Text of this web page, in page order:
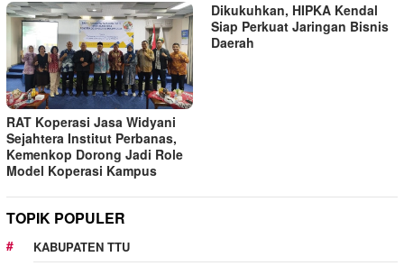
RAT Koperasi Jasa Widyani
Sejahtera Institut Perbanas,
Kemenkop Dorong Jadi Role
Model Koperasi Kampus
Dikukuhkan, HIPKA Kendal
Siap Perkuat Jaringan Bisnis
Daerah
TOPIK POPULER
KABUPATEN TTU